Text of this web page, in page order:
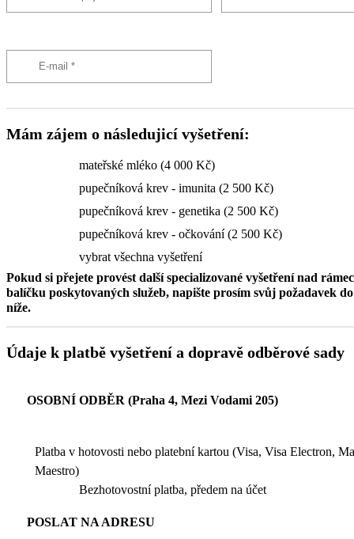
Mám zájem o následujicí vyšetření:
mateřské mléko (4 000 Kč)
pupečníková krev - imunita (2 500 Kč)
pupečníková krev - genetika (2 500 Kč)
pupečníková krev - očkování (2 500 Kč)
vybrat všechna vyšetření
Pokud si přejete provést další specializované vyšetření nad
balíčku poskytovaných služeb, napište prosím svůj požadavek
níže.
Údaje k platbě vyšetření a dopravě odběrové sady
OSOBNÍ ODBĚR (Praha 4, Mezi Vodami 205)
Platba v hotovosti nebo platební kartou (Visa, Visa Electron,
Maestro)
Bezhotovostní platba, předem na účet
POSLAT NA ADRESU